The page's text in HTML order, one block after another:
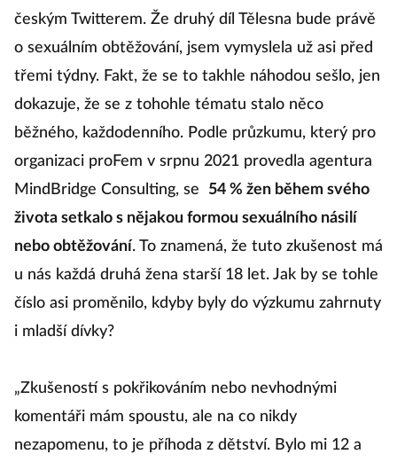
českým Twitterem. Že druhý díl Tělesna bude právě
o sexuálním obtěžování, jsem vymyslela už asi před
třemi týdny. Fakt, že se to takhle náhodou sešlo, jen
dokazuje, že se z tohohle tématu stalo něco
běžného, každodenního. Podle průzkumu, který pro
organizaci proFem v srpnu 2021 provedla agentura
MindBridge Consulting, se
54 % žen během svého
života setkalo s nějakou formou sexuálního násilí
nebo obtěžování. To znamená, že tuto zkušenost má
u nás každá druhá žena starší 18 let. Jak by se tohle
číslo asi proměnilo, kdyby byly do výzkumu zahrnuty
i mladší dívky?
„Zkušeností s pokřikováním nebo nevhodnými
komentáři mám spoustu, ale na co nikdy
nezapomenu, to je příhoda z dětství. Bylo mi 12 a